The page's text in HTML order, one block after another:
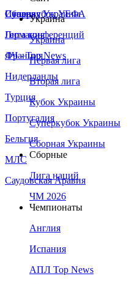
Сборная Украины
Италия
Германия
Франция
Нидерланды
Турция
Португалия
Бельгия
МЛС
Саудовская Аравия
Суперкубок УЕФА
Лига конференций
ЛЧ - Top News
Украина
Украина
Первая лига
Вторая лига
Кубок Украины
Суперкубок Украины
Сборная Украины
Сборные
Лига наций
ЧМ 2026
Чемпионаты
Англия
Испания
АПЛ Top News